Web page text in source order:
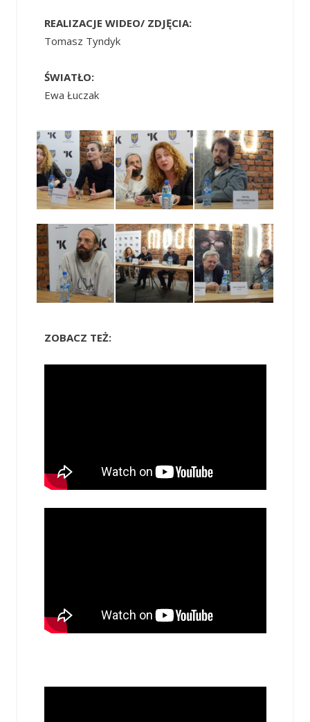
REALIZACJE WIDEO/ ZDJĘCIA:
Tomasz Tyndyk
ŚWIATŁO:
Ewa Łuczak
ZOBACZ TEŻ: